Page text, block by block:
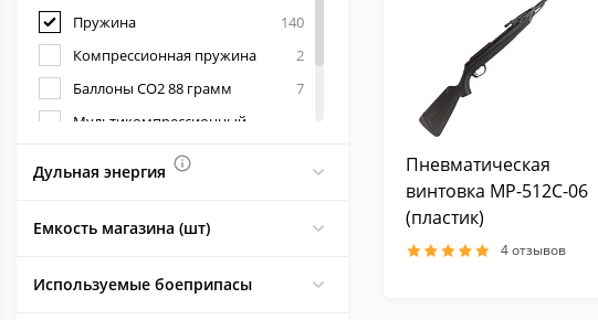
Пружина
140
Компрессионная пружина
2
Баллоны СО2 88 грамм
7
Мультикомпрессионный
Ресивер высокого давления
Дульная энергия
Емкость магазина (шт)
Используемые боеприпасы
Пневматическая
винтовка МР-512С-06
(пластик)
4 отзывов